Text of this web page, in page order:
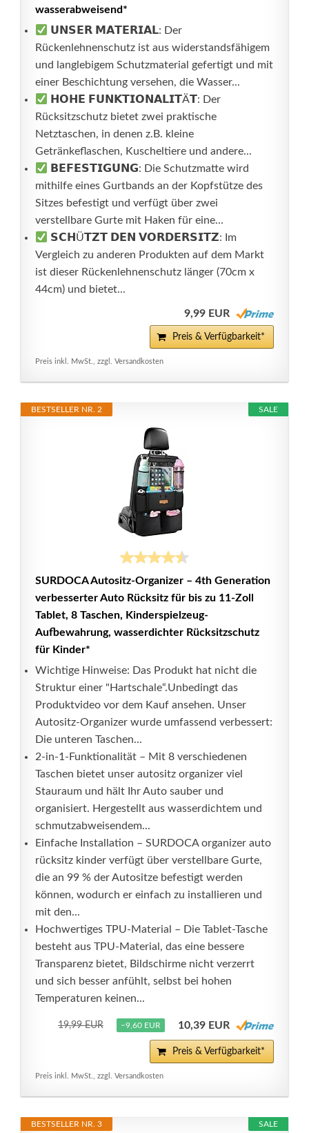
wasserabweisend*
𝗨𝗡𝗦𝗘𝗥 𝗠𝗔𝗧𝗘𝗥𝗜𝗔𝗟: Der
Rückenlehnenschutz ist aus widerstandsfähigem
und langlebigem Schutzmaterial gefertigt und mit
einer Beschichtung versehen, die Wasser...
𝗛𝗢𝗛𝗘 𝗙𝗨𝗡𝗞𝗧𝗜𝗢𝗡𝗔𝗟𝗜𝗧Ä𝗧: Der
Rücksitzschutz bietet zwei praktische
Netztaschen, in denen z.B. kleine
Getränkeflaschen, Kuscheltiere und andere...
𝗕𝗘𝗙𝗘𝗦𝗧𝗜𝗚𝗨𝗡𝗚: Die Schutzmatte wird
mithilfe eines Gurtbands an der Kopfstütze des
Sitzes befestigt und verfügt über zwei
verstellbare Gurte mit Haken für eine...
𝗦𝗖𝗛Ü𝗧𝗭𝗧 𝗗𝗘𝗡 𝗩𝗢𝗥𝗗𝗘𝗥𝗦𝗜𝗧𝗭: Im
Vergleich zu anderen Produkten auf dem Markt
ist dieser Rückenlehnenschutz länger (70cm x
44cm) und bietet...
9,99 EUR
Preis & Verfügbarkeit*
Preis inkl. MwSt., zzgl. Versandkosten
SALE
BESTSELLER NR. 2
SURDOCA Autositz-Organizer – 4th Generation
verbesserter Auto Rücksitz für bis zu 11-Zoll
Tablet, 8 Taschen, Kinderspielzeug-
Aufbewahrung, wasserdichter Rücksitzschutz
für Kinder*
Wichtige Hinweise: Das Produkt hat nicht die
Struktur einer "Hartschale“.Unbedingt das
Produktvideo vor dem Kauf ansehen. Unser
Autositz-Organizer wurde umfassend verbessert:
Die unteren Taschen...
2-in-1-Funktionalität – Mit 8 verschiedenen
Taschen bietet unser autositz organizer viel
Stauraum und hält Ihr Auto sauber und
organisiert. Hergestellt aus wasserdichtem und
schmutzabweisendem...
Einfache Installation – SURDOCA organizer auto
rücksitz kinder verfügt über verstellbare Gurte,
die an 99 % der Autositze befestigt werden
können, wodurch er einfach zu installieren und
mit den...
Hochwertiges TPU-Material – Die Tablet-Tasche
besteht aus TPU-Material, das eine bessere
Transparenz bietet, Bildschirme nicht verzerrt
und sich besser anfühlt, selbst bei hohen
Temperaturen keinen...
19,99 EUR −9,60 EUR 10,39 EUR
Preis & Verfügbarkeit*
Preis inkl. MwSt., zzgl. Versandkosten
SALE
BESTSELLER NR. 3